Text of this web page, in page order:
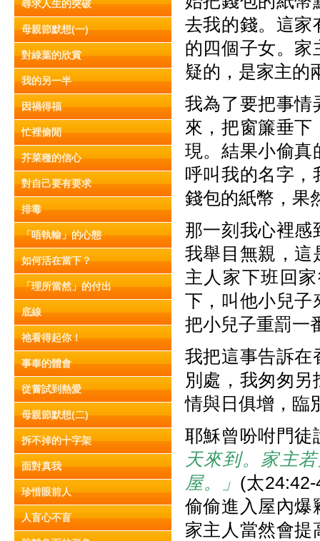
尋求人生的突破
母親節默想(一)
對綠葉的欣賞
我的另一半
因禍得福
忙裡偷閒
芥菜種的信心
對自己要有要求
排毒
「唔執輸」的心態
如何活在當下？
「理所當然」的付出
底線
祂看得起你！
事奉的體會
從嘗試到熱愛
母親節默想(二)
拆不掉的十字架
面對真我
珍惜眼前人
人盲心不盲
去我的錢。這家
的四個子女。家
疑的，是家主的
我為了要把事情
來，把窗簾垂下
現。結果小偷真
呼叫我的名字，
錢包的紙幣，果
那一刻我心裡感
我舉目無親，這
主人家下班回
下，叫他小兒子
把小兒子重罰一
我把這事告訴在
別處，我匆匆
情與日俱增，臨
耶穌曾吩咐門徒
天來到。家主
屋。」 (太
偷偷進入屋內爆
家主人當然會提